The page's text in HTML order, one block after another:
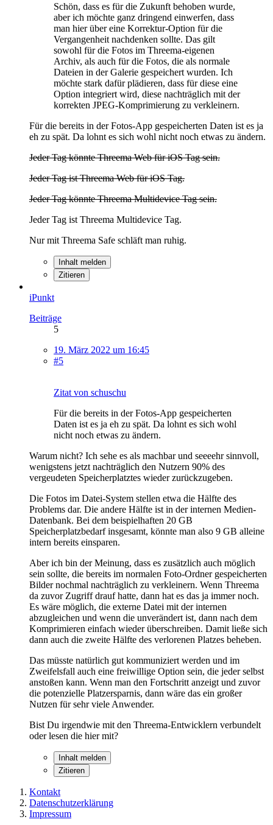
Schön, dass es für die Zukunft behoben wurde,
aber ich möchte ganz dringend einwerfen, dass
man hier über eine Korrektur-Option für die
Vergangenheit nachdenken sollte. Das gilt
sowohl für die Fotos im Threema-eigenen
Archiv, als auch für die Fotos, die als normale
Dateien in der Galerie gespeichert wurden. Ich
möchte stark dafür plädieren, dass für diese eine
Option integriert wird, diese nachträglich mit der
korrekten JPEG-Komprimierung zu verkleinern.
Für die bereits in der Fotos-App gespeicherten Daten ist es ja
eh zu spät. Da lohnt es sich wohl nicht noch etwas zu ändern.
Jeder Tag könnte Threema Web für iOS Tag sein.
Jeder Tag ist Threema Web für iOS Tag.
Jeder Tag könnte Threema Multidevice Tag sein.
Jeder Tag ist Threema Multidevice Tag.
Nur mit Threema Safe schläft man ruhig.
Inhalt melden
Zitieren
iPunkt
Beiträge
5
19. März 2022 um 16:45
#5
Zitat von schuschu
Für die bereits in der Fotos-App gespeicherten
Daten ist es ja eh zu spät. Da lohnt es sich wohl
nicht noch etwas zu ändern.
Warum nicht? Ich sehe es als machbar und seeeehr sinnvoll,
wenigstens jetzt nachträglich den Nutzern 90% des
vergeudeten Speicherplatztes wieder zurückzugeben.
Die Fotos im Datei-System stellen etwa die Hälfte des
Problems dar. Die andere Hälfte ist in der internen Medien-
Datenbank. Bei dem beispielhaften 20 GB
Speicherplatzbedarf insgesamt, könnte man also 9 GB alleine
intern bereits einsparen.
Aber ich bin der Meinung, dass es zusätzlich auch möglich
sein sollte, die bereits im normalen Foto-Ordner gespeicherten
Bilder nochmal nachträglich zu verkleinern. Wenn Threema
da zuvor Zugriff drauf hatte, dann hat es das ja immer noch.
Es wäre möglich, die externe Datei mit der internen
abzugleichen und wenn die unverändert ist, dann nach dem
Komprimieren einfach wieder überschreiben. Damit ließe sich
dann auch die zweite Hälfte des verlorenen Platzes beheben.
Das müsste natürlich gut kommuniziert werden und im
Zweifelsfall auch eine freiwillige Option sein, die jeder selbst
anstoßen kann. Wenn man den Fortschritt anzeigt und zuvor
die potenzielle Platzersparnis, dann wäre das ein großer
Nutzen für sehr viele Anwender.
Bist Du irgendwie mit den Threema-Entwicklern verbundelt
oder lesen die hier mit?
Inhalt melden
Zitieren
Kontakt
Datenschutzerklärung
Impressum